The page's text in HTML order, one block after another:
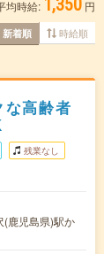
均時給: 1,350 円
新着順 時給順
な高齢者
残業なし
(鹿児島県)駅か